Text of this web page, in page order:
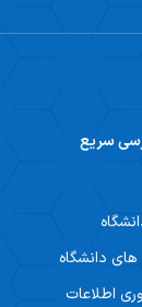
سریع
های دانشگاه
اطلاعات